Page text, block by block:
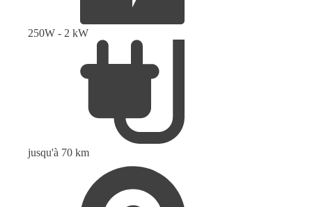
250W - 2 kW
jusqu'à 70 km